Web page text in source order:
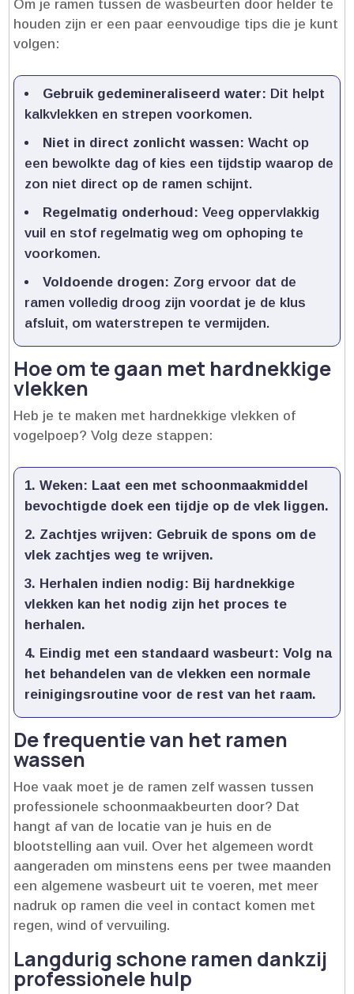
Om je ramen tussen de wasbeurten door helder te
houden zijn er een paar eenvoudige tips die je kunt
volgen:
Gebruik gedemineraliseerd water: Dit helpt
kalkvlekken en strepen voorkomen.​
Niet in direct zonlicht wassen: Wacht op
een bewolkte dag of kies een tijdstip waarop de
zon niet direct op de ramen schijnt.​
Regelmatig onderhoud: Veeg oppervlakkig
vuil en stof regelmatig weg om ophoping te
voorkomen.​
Voldoende drogen: Zorg ervoor dat de
ramen volledig droog zijn voordat je de klus
afsluit, om waterstrepen te vermijden.​
Hoe om te gaan met hardnekkige
vlekken
Heb je te maken met hardnekkige vlekken of
vogelpoep? Volg deze stappen:
Weken: Laat een met schoonmaakmiddel
bevochtigde doek een tijdje op de vlek liggen.​
Zachtjes wrijven: Gebruik de spons om de
vlek zachtjes weg te wrijven.​
Herhalen indien nodig: Bij hardnekkige
vlekken kan het nodig zijn het proces te
herhalen.​
Eindig met een standaard wasbeurt: Volg na
het behandelen van de vlekken een normale
reinigingsroutine voor de rest van het raam.​
De frequentie van het ramen
wassen
Hoe vaak moet je de ramen zelf wassen tussen
professionele schoonmaakbeurten door? Dat
hangt af van de locatie van je huis en de
blootstelling aan vuil.​ Over het algemeen wordt
aangeraden om minstens eens per twee maanden
een algemene wasbeurt uit te voeren, met meer
nadruk op ramen die veel in contact komen met
regen, wind of vervuiling.​
Langdurig schone ramen dankzij
professionele hulp